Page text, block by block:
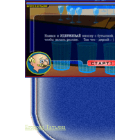
Егорова Татьяна